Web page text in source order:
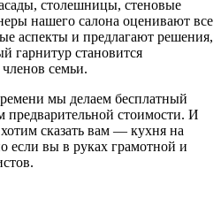
столешницы, стеновые
нашего салона оценивают все
аспекты и предлагают решения,
гарнитур становится
семьи.
мы делаем бесплатный
предварительной стоимости. И
сказать вам — кухня на
если вы в руках грамотной и